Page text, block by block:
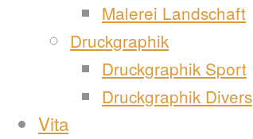
Malerei Landschaft
Druckgraphik
Druckgraphik Sport
Druckgraphik Divers
Vita